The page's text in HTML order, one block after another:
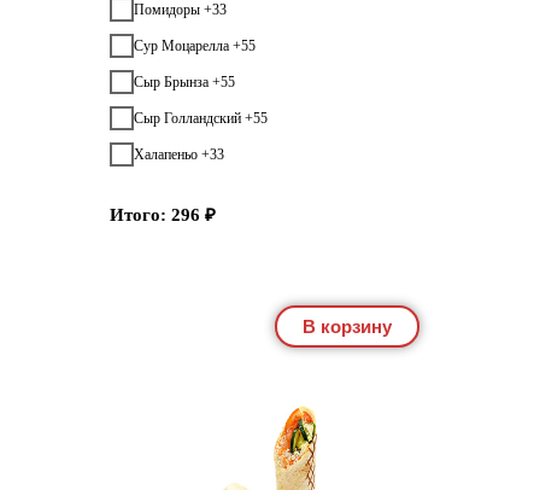
Помидоры +33
Сур Моцарелла +55
Сыр Брынза +55
Сыр Голландский +55
Халапеньо +33
Итого: 296 ₽
В корзину